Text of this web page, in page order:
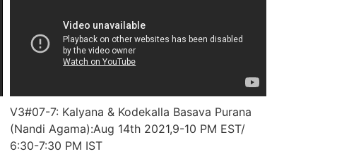
V3#07-7: Kalyana & Kodekalla Basava Purana
(Nandi Agama):Aug 14th 2021,9-10 PM EST/
6:30-7:30 PM IST